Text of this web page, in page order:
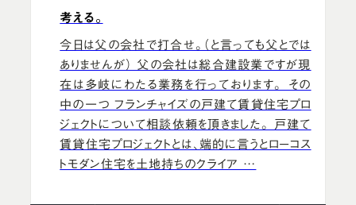
考える。
今日は父の会社で打合せ。（と言っても父とでは
ありませんが） 父の会社は総合建設業ですが現
在は多岐にわたる業務を行っております。 その
中の一つ フランチャイズの戸建て賃貸住宅プロ
ジェクトについて相談依頼を頂きました。 戸建て
賃貸住宅プロジェクトとは、端的に言うとローコス
トモダン住宅を土地持ちのクライア …